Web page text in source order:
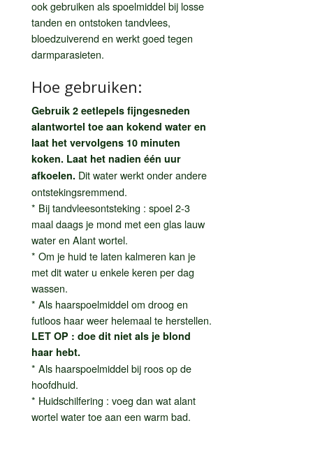
ook gebruiken als spoelmiddel bij losse
tanden en ontstoken tandvlees,
bloedzuiverend en werkt goed tegen
darmparasieten.
Hoe gebruiken:
Gebruik 2 eetlepels fijngesneden
alantwortel toe aan kokend water en
laat het vervolgens 10 minuten
koken. Laat het nadien één uur
afkoelen. Dit water werkt onder andere
ontstekingsremmend.
* Bij tandvleesontsteking : spoel 2-3
maal daags je mond met een glas lauw
water en Alant wortel.
* Om je huid te laten kalmeren kan je
met dit water u enkele keren per dag
wassen.
* Als haarspoelmiddel om droog en
futloos haar weer helemaal te herstellen.
LET OP : doe dit niet als je blond
haar hebt.
* Als haarspoelmiddel bij roos op de
hoofdhuid.
* Huidschilfering : voeg dan wat alant
wortel water toe aan een warm bad.